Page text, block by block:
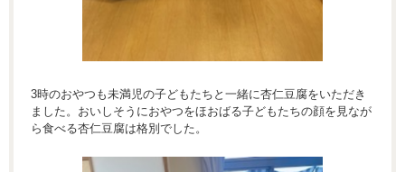
3時のおやつも未満児の子どもたちと一緒に杏仁豆腐をいただき
ました。おいしそうにおやつをほおばる子どもたちの顔を見なが
ら食べる杏仁豆腐は格別でした。